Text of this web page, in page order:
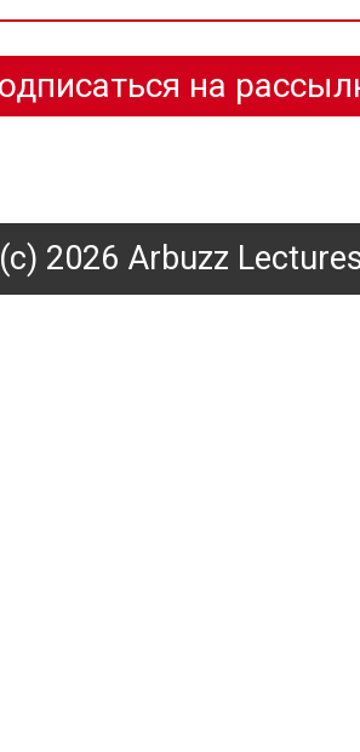
(с) 2026 Arbuzz